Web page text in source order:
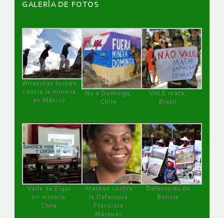
GALERÌA DE FOTOS
Wirakutas luchan
contra la minería
en México
No a Dominga,
Chile
VALE mata,
Brasil
Valle de Elqui
sin minería.
Chile
Atentan contra
la Defensora
Francisca
Márquez
Defensoras de
Bolivia